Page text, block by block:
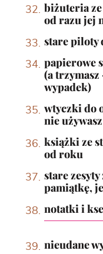
biżuteria
od razu jej
stare piloty
papierowe
(a
wypadek)
wtyczki do
nie
książki ze
od roku
stare
pamiątkę,
notatki i
nieudane